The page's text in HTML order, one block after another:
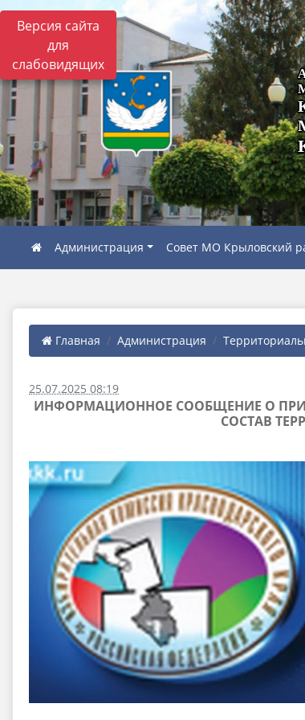
Версия сайта
для
слабовидящих
Администрация Совет МО Крыловский
Главная Администрация
25.07.2025 08:19
ИНФОРМАЦИОННОЕ СООБЩЕНИЕ О
СОСТАВ